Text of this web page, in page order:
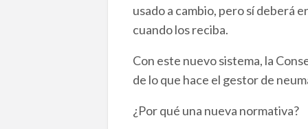
usado a cambio, pero sí deberá
cuando los reciba.
Con este nuevo sistema, la
de lo que hace el gestor de
¿Por qué una nueva normativa?